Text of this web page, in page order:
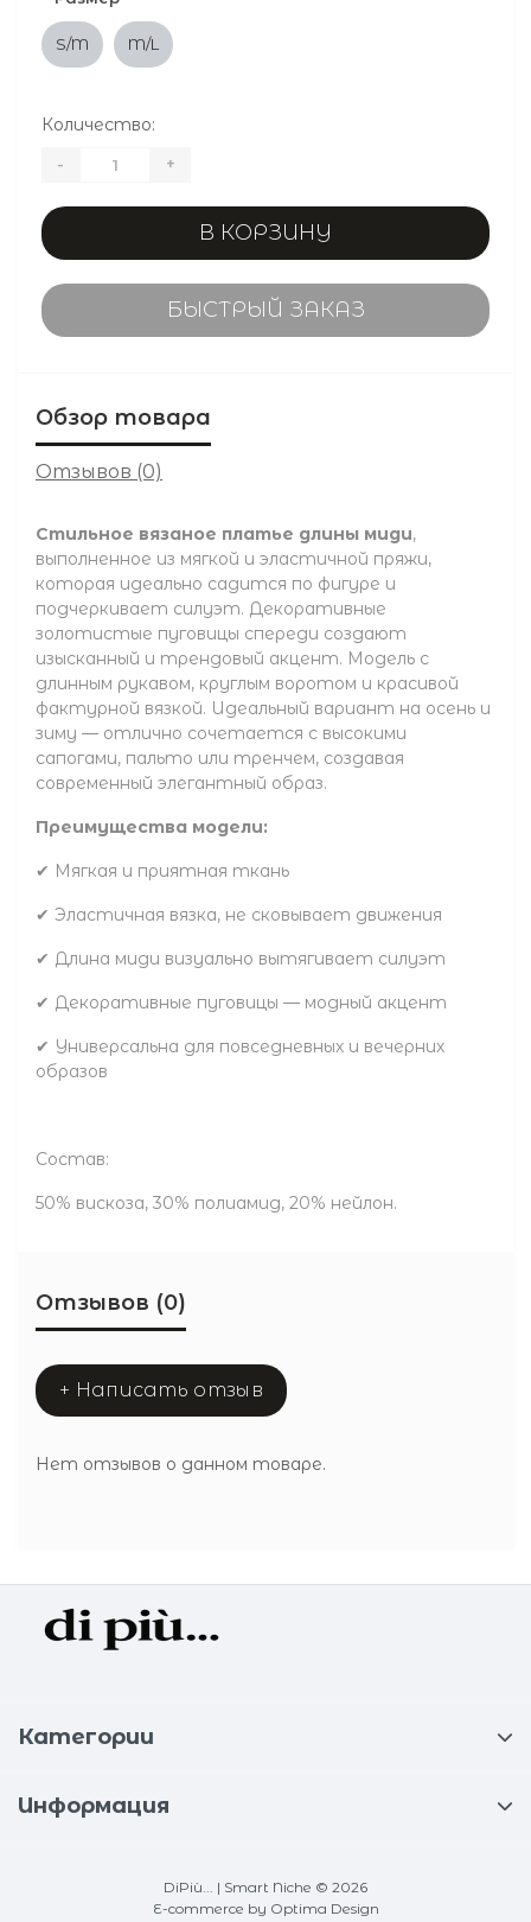
S/M M/L
Количество:
- +
В КОРЗИНУ
БЫСТРЫЙ ЗАКАЗ
Обзор товара
Отзывов (0)
Стильное вязаное платье длины миди,
выполненное из мягкой и эластичной пряжи,
которая идеально садится по фигуре и
подчеркивает силуэт. Декоративные
золотистые пуговицы спереди создают
изысканный и трендовый акцент. Модель с
длинным рукавом, круглым воротом и красивой
фактурной вязкой. Идеальный вариант на осень и
зиму — отлично сочетается с высокими
сапогами, пальто или тренчем, создавая
современный элегантный образ.
Преимущества модели:
✔ Мягкая и приятная ткань
✔ Эластичная вязка, не сковывает движения
✔ Длина миди визуально вытягивает силуэт
✔ Декоративные пуговицы — модный акцент
✔ Универсальна для повседневных и вечерних
образов
Состав:
50% вискоза, 30% полиамид, 20% нейлон.
Отзывов (0)
+ Написать отзыв
Нет отзывов о данном товаре.
Категории
Информация
DiPiù... | Smart Niche © 2026
E-commerce by Optima Design